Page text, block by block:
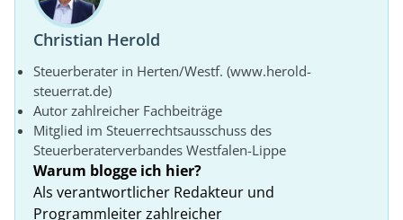
Christian Herold
Steuerberater in Herten/Westf. (www.herold-
steuerrat.de)
Autor zahlreicher Fachbeiträge
Mitglied im Steuerrechtsausschuss des
Steuerberaterverbandes Westfalen-Lippe
Warum blogge ich hier?
Als verantwortlicher Redakteur und
Programmleiter zahlreicher